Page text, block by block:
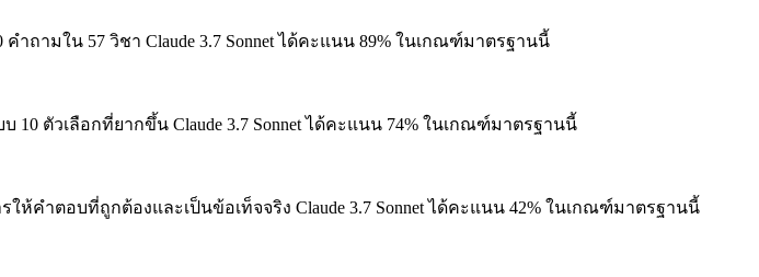
ำถามใน 57 วิชา Claude 3.7 Sonnet ได้คะแนน 89% ในเกณฑ์มาตรฐานนี้
10 ตัวเลือกที่ยากขึ้น Claude 3.7 Sonnet ได้คะแนน 74% ในเกณฑ์มาตรฐานนี้
ห้คำตอบที่ถูกต้องและเป็นข้อเท็จจริง Claude 3.7 Sonnet ได้คะแนน 42% ในเกณฑ์มาตรฐานนี้